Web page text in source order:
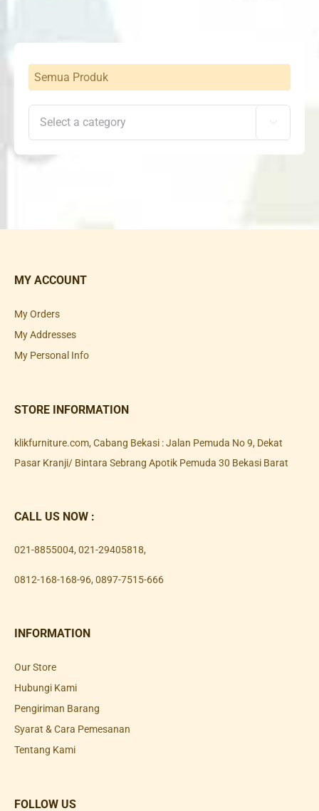
Semua Produk

MY ACCOUNT
My Orders
My Addresses
My Personal Info
STORE INFORMATION
klikfurniture.com, Cabang Bekasi : Jalan Pemuda No 9, Dekat
Pasar Kranji/ Bintara Sebrang Apotik Pemuda 30 Bekasi Barat
CALL US NOW :
021-8855004, 021-29405818,
0812-168-168-96, 0897-7515-666
INFORMATION
Our Store
Hubungi Kami
Pengiriman Barang
Syarat & Cara Pemesanan
Tentang Kami
FOLLOW US